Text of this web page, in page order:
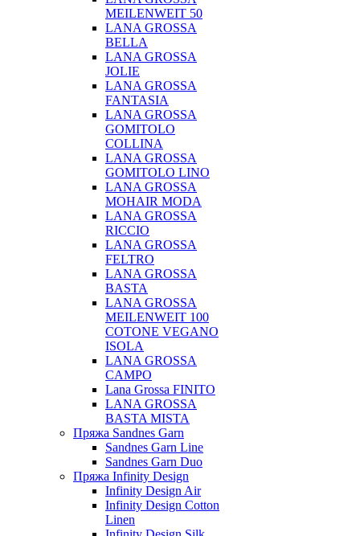
MEILENWEIT 50
LANA GROSSA
BELLA
LANA GROSSA
JOLIE
LANA GROSSA
FANTASIA
LANA GROSSA
GOMITOLO
COLLINA
LANA GROSSA
GOMITOLO LINO
LANA GROSSA
MOHAIR MODA
LANA GROSSA
RICCIO
LANA GROSSA
FELTRO
LANA GROSSA
BASTA
LANA GROSSA
MEILENWEIT 100
COTONE VEGANO
ISOLA
LANA GROSSA
CAMPO
Lana Grossa FINITO
LANA GROSSA
BASTA MISTA
Пряжа Sandnes Garn
Sandnes Garn Line
Sandnes Garn Duo
Пряжа Infinity Design
Infinity Design Air
Infinity Design Cotton
Linen